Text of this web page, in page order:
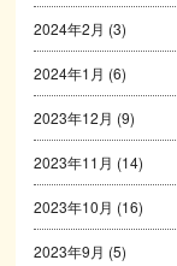
2024年2月 (3)
2024年1月 (6)
2023年12月 (9)
2023年11月 (14)
2023年10月 (16)
2023年9月 (5)